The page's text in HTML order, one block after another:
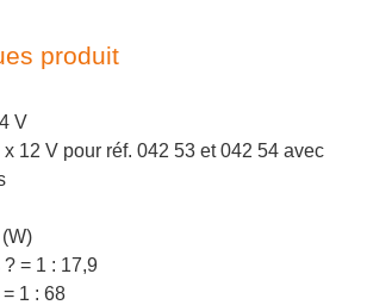
produit
V
12 V pour réf. 042 53 et 042 54 avec
= 1 : 17,9
1 : 68